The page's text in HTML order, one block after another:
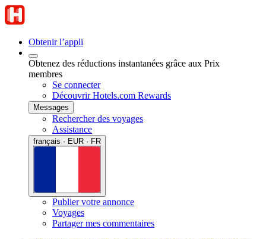
Obtenir l’appli
Obtenez des réductions instantanées grâce aux Prix
membres
Se connecter
Découvrir Hotels.com Rewards
Messages
Rechercher des voyages
Assistance
français · EUR · FR
Publier votre annonce
Voyages
Partager mes commentaires